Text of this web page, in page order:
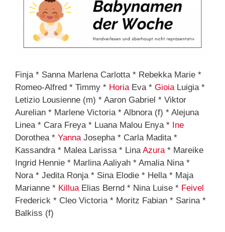
Finja * Sanna Marlena Carlotta * Rebekka Marie *
Romeo-Alfred * Timmy * HoriaEva * GioiaLuigia *
Letizio Lousienne (m) * Aaron Gabriel * Viktor
Aurelian * Marlene Victoria * Albnora (f) * Alejuna
Linea * Cara Freya * Luana Malou Enya * Ine
Dorothea * YannaJosepha * Carla Madita *
Kassandra * Malea Larissa * LinaAzura* Mareike
Ingrid Hennie * Marlina Aaliyah * Amalia Nina *
Nora * Jedita Ronja * Sina Elodie * Hella * Maja
Marianne * KilluaElias Bernd * Nina Luise * Feivel
Frederick * Cleo Victoria * Moritz Fabian * Sarina *
Balkiss (f)